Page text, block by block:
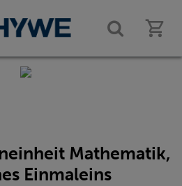
Mathematik,
Einmaleins